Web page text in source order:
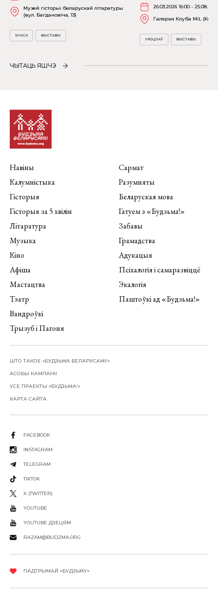
Музей гісторыі беларускай літаратуры
(вул. Багдановіча, 13)
МІНСК ВЫСТАВЫ
26.03.2026 16:00 -
Галерэя Клуба MiL
УРОЦЛАЎ ВЫСТАВЫ
ЧЫТАЦЬ ЯШЧЭ
Навіны
Калумністыка
Гісторыя
Гісторыя за 5 хвілін
Літаратура
Музыка
Кіно
Афіша
Мастацтва
Тэатр
Вандроўкі
Трызуб і Пагоня
Сармат
Разумняты
Беларуская мова
Гатуем з «Будзьма!»
Забавы
Грамадства
Адукацыя
Псіхалогія і самаразвіццё
Экалогія
Паштоўкі ад «Будзьма!»
ШТО ТАКОЕ «БУДЗЬМА БЕЛАРУСАМІ!»
АСОБЫ КАМПАНІІ
УСЕ ПРАЕКТЫ «БУДЗЬМА!»
КАРТА САЙТА
FACEBOOK
INSTAGRAM
TELEGRAM
TIKTOK
X (TWITTER)
YOUTUBE
YOUTUBE ДЗЕЦЯМ
RAZAM@BUDZMA.ORG
ПАДТРЫМАЙ «БУДЗЬМУ»